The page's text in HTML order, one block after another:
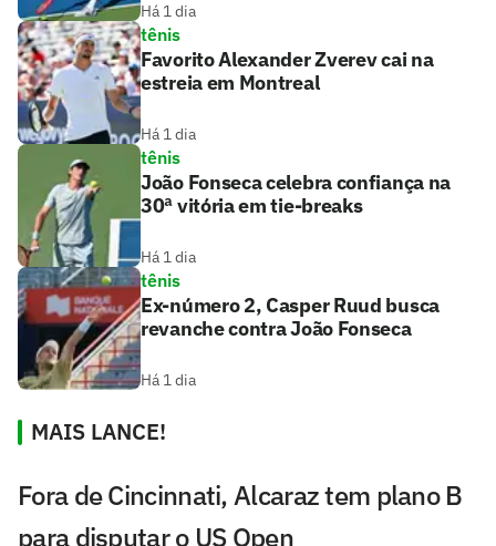
Há 1 dia
tênis
Favorito Alexander Zverev cai na
estreia em Montreal
Há 1 dia
tênis
João Fonseca celebra confiança na
30ª vitória em tie-breaks
Há 1 dia
tênis
Ex-número 2, Casper Ruud busca
revanche contra João Fonseca
Há 1 dia
MAIS LANCE!
Fora de Cincinnati, Alcaraz tem plano B
para disputar o US Open